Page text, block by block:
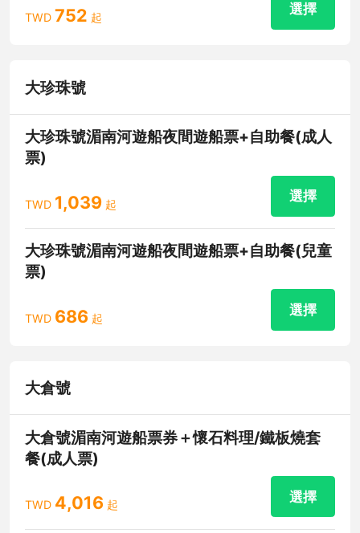
TWD 752 起
選擇
大珍珠號
大珍珠號湄南河遊船夜間遊船票+自助餐(成人
票)
TWD 1,039 起
選擇
大珍珠號湄南河遊船夜間遊船票+自助餐(兒童
票)
TWD 686 起
選擇
大倉號
大倉號湄南河遊船票券＋懷石料理/鐵板燒套
餐(成人票)
TWD 4,016 起
選擇